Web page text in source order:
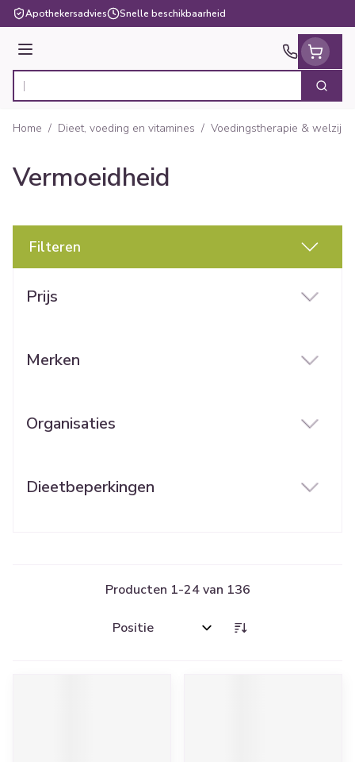
Ga naar de inhoud
Apothekersadvies Snelle beschikbaarheid
Menu
Product, merk, categorie... Zoek
Home / Dieet, voeding en vitamines / Voedingstherapie & welzijn
Vermoeidheid
Filteren
Prijs
Merken
Organisaties
Dieetbeperkingen
Producten 1-24van 136
Sorteer op: